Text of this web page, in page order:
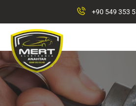
+90 549 353